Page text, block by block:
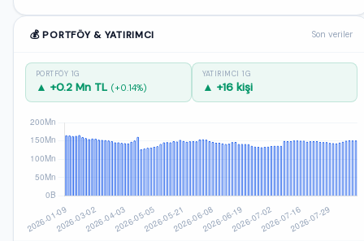
💰 PORTFÖY & YATIRIMCI Son veriler
PORTFÖY 1G
▲ +0.2 Mn TL (+0.14%)
YATIRIMCI 1G
▲ +16 kişi